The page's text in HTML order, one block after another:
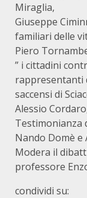
Miraglia,
Giuseppe
familiari delle
Piero
” i cittadini
rappresentanti
saccensi di
Alessio
Testimonianza
Nando Domè e
Modera il
professore
condividi su: